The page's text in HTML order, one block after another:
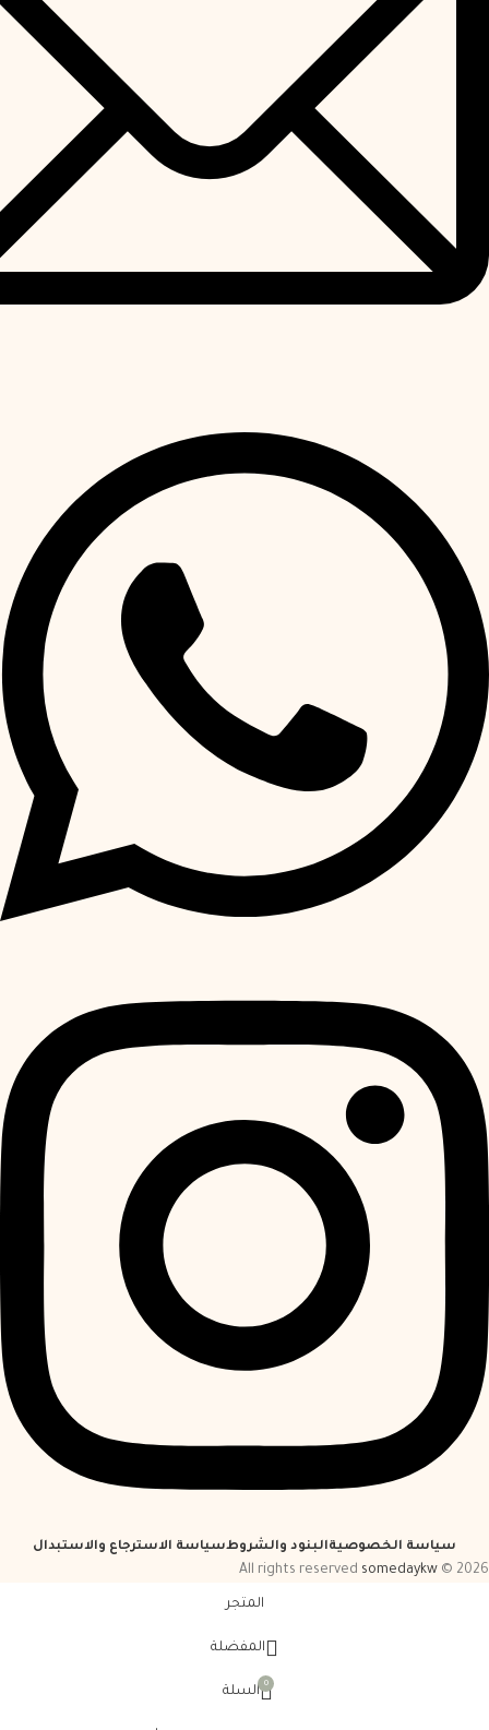
سياسة الخصوصيةالبنود والشروطسياسة الاسترجاع والاستبدال
2026 © All rights reserved
somedaykw
المتجر
المفضلة
0
السلة